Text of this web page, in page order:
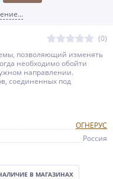
(0)
позволяющий изменять
необходимо обойти
направлении.
соединенных под
ОГНЕРУС
Россия
В МАГАЗИНАХ